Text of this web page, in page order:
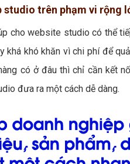
trên phạm vi rộng
cho website studio có thể
khá khó khăn vì chi phí để
có ở đâu thì chỉ cần kết
đưa ra một cách dễ dàng.